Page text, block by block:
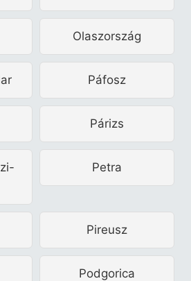
Olaszország
Páfosz
Párizs
Petra
Pireusz
Podgorica